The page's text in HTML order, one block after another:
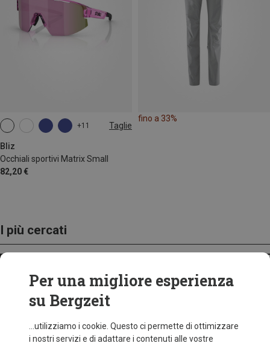
+11 Taglie
Bliz
Occhiali sportivi Matrix Small
82,20 €
ONE SIZE
fino a 33%
I più cercati
Per una migliore esperienza
su Bergzeit
...utilizziamo i cookie. Questo ci permette di ottimizzare
i nostri servizi e di adattare i contenuti alle vostre